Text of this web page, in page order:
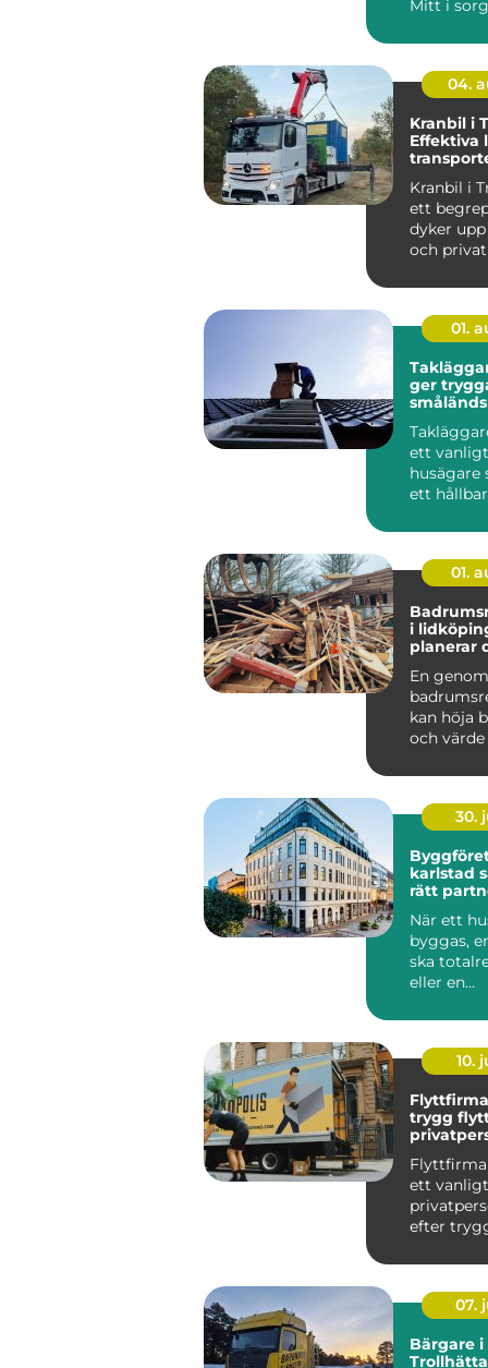
Mitt i
04.
Kranbil i
Effektiva
Kranbil i
ett
dyker
och
01.
ger
ett
husägare
ett
01.
i lidköping
planerar
En
kan höja
och värde
Samtidigt
30.
karlstad så väljer du
rätt
När ett
byggas,
ska
eller en
planerar
10.
trygg
ett
efter
07.
Bärgare i